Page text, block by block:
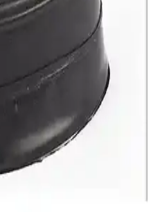
Seti 26-29 inç
montajlı
Çamurluk Seti, 26-29 inç
takılabilen tasarımı ile
Selesi: Konfor ve
Tasarım
yüksek konfor ve dayanıklılık
uzun sürüşlerde bile